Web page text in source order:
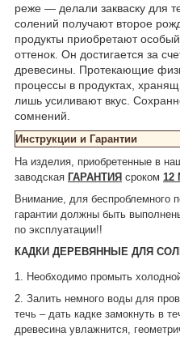
реже — делали закваску для
солений получают второе
продукты приобретают
оттенок. Он достигается за
древесины. Протекающие
процессы в продуктах,
лишь усиливают вкус.
сомнений.
Инструкции и Гарантии
На изделия, приобретенные в
заводская ГАРАНТИЯ сроком 12
Внимание, для беспроблемного
гарантии должны быть
по эксплуатации!!
КАДКИ ДЕРЕВЯННЫЕ ДЛЯ
1. Необходимо промыть
2. Залить немного воды для
течь – дать кадке замокнуть в
древесина увлажнится,